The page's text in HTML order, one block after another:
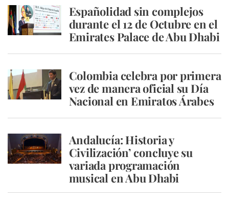
Españolidad sin complejos
durante el 12 de Octubre en el
Emirates Palace de Abu Dhabi
Colombia celebra por primera
vez de manera oficial su Día
Nacional en Emiratos Árabes
Andalucía: Historia y
Civilización’ concluye su
variada programación
musical en Abu Dhabi